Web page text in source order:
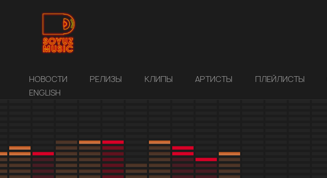
НОВОСТИ РЕЛИЗЫ КЛИПЫ АРТИСТЫ ПЛЕЙЛИСТЫ
ENGLISH